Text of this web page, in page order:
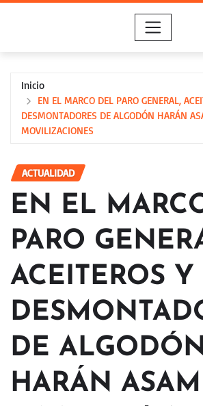
Inicio
EN EL MARCO DEL PARO GENERAL,
DESMONTADORES DE ALGODÓN HARÁN
MOVILIZACIONES
ACTUALIDAD
EN EL
PARO
ACEITEROS Y
DE ALGODÓN
HARÁN